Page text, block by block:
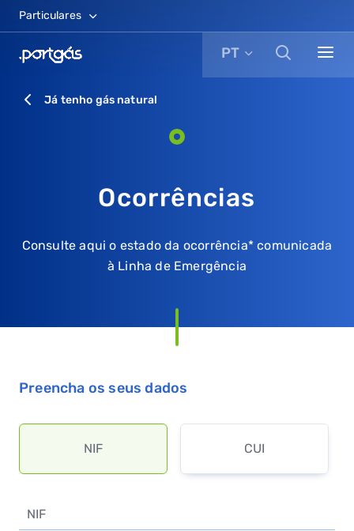
Particulares
PT
Já tenho gás natural
Ocorrências
Consulte aqui o estado da ocorrência* comunicada
à Linha de Emergência
Preencha os seus dados
NIF CUI
NIF